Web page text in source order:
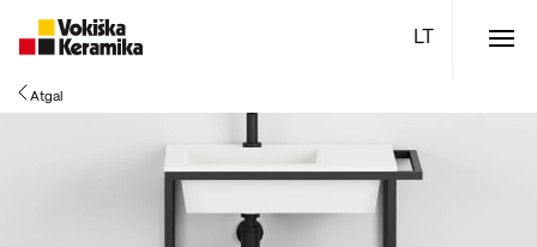
Atgal
Meniu
Plytelės
Vonios kambario įranga